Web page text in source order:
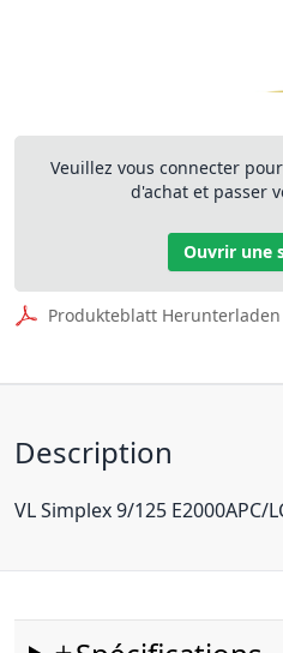
Veuillez vous connecter
d'achat et passer
Ouvrir une
Produkteblatt Herunterladen
Description
VL Simplex 9/125 E2000APC/